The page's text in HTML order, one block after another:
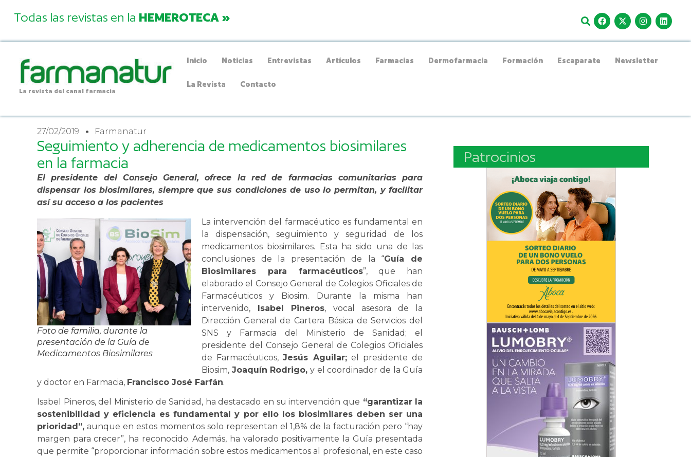
Todas las revistas en la HEMEROTECA »
La revista del canal farmacia
Inicio Noticias Entrevistas Artículos Farmacias Dermofarmacia Formación Escaparate Newsletter
La Revista Contacto
27/02/2019 Farmanatur
Seguimiento y adherencia de medicamentos biosimilares
en la farmacia
El presidente del Consejo General, ofrece la red de farmacias comunitarias para
dispensar los biosimilares, siempre que sus condiciones de uso lo permitan, y facilitar
así su acceso a los pacientes
Foto de familia, durante la
presentación de la Guía de
Medicamentos Biosimilares
La intervención del farmacéutico es fundamental en
la dispensación, seguimiento y seguridad de los
medicamentos biosimilares. Esta ha sido una de las
conclusiones de la presentación de la “Guía de
Biosimilares para farmacéuticos”, que han
elaborado el Consejo General de Colegios Oficiales de
Farmacéuticos y Biosim. Durante la misma han
intervenido, Isabel Pineros, vocal asesora de la
Dirección General de Cartera Básica de Servicios del
SNS y Farmacia del Ministerio de Sanidad; el
presidente del Consejo General de Colegios Oficiales
de Farmacéuticos,Jesús Aguilar;el presidente de
Biosim, Joaquín Rodrigo, y el coordinador de la Guía
y doctor en Farmacia, Francisco José Farfán.
Isabel Pineros, del Ministerio de Sanidad, ha destacado en su intervención que “garantizar la
sostenibilidad y eficiencia es fundamental y por ello los biosimilares deben ser una
prioridad”, aunque en estos momentos solo representan el 1,8% de la facturación pero “hay
margen para crecer”, ha reconocido. Además, ha valorado positivamente la Guía presentada
que permite “proporcionar información sobre estos medicamentos al profesional, en este caso
Patrocinios